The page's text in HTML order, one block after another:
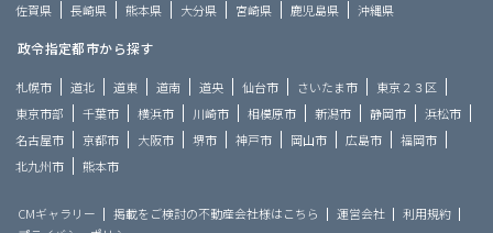
佐賀県
長崎県 熊本県 大分県 宮崎県 鹿児島県 沖縄県
政令指定都市から探す
札幌市 道北 道東 道南 道央 仙台市 さいたま市
東京２３区
東京市部
千葉市 横浜市 川崎市 相模原市 新潟市 静岡市
浜松市
名古屋市
京都市 大阪市 堺市 神戸市 岡山市 広島市
福岡市
北九州市
熊本市
CMギャラリー 掲載をご検討の不動産会社様はこちら 運営会社
利用規約